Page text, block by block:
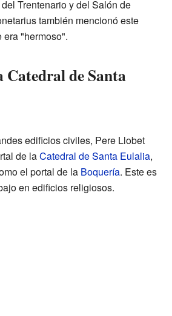
Trentenario y del Salón de
también mencionó este
"hermoso".
de Santa
edificios civiles, Pere Llobet
de laCatedral de Santa Eulalia,
el portal de la Boquería. Este es
en edificios religiosos.